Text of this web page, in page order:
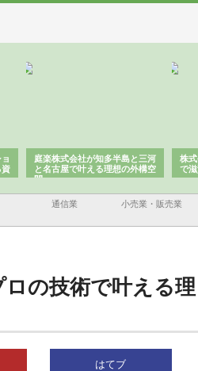
資
庭楽株式会社が知多半島と三河
と名古屋で叶える理想の外構空
間
株
で
通信業 小売業・販売業
の技術で叶える理
はてブ